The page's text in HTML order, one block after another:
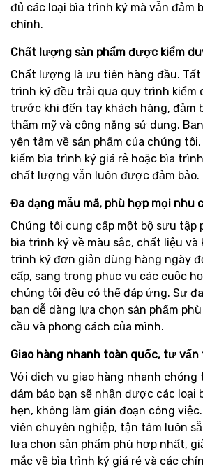
đủ các loại bìa trình ký mà vẫn đảm
chính.
Chất lượng sản phẩm được kiểm
Chất lượng là ưu tiên hàng đầu. Tất
trình ký đều trải qua quy trình kiểm
trước khi đến tay khách hàng, đảm
thẩm mỹ và công năng sử dụng.
yên tâm về sản phẩm của chúng
kiếm bìa trình ký giá rẻ hoặc bìa
chất lượng vẫn luôn được đảm bảo.
Đa dạng mẫu mã, phù hợp mọi nhu
Chúng tôi cung cấp một bộ sưu tập
bìa trình ký về màu sắc, chất liệu
trình ký đơn giản dùng hàng ngày
cấp, sang trọng phục vụ các cuộc
chúng tôi đều có thể đáp ứng. Sự
bạn dễ dàng lựa chọn sản phẩm
cầu và phong cách của mình.
Giao hàng nhanh toàn quốc, tư vấn
Với dịch vụ giao hàng nhanh chóng
đảm bảo bạn sẽ nhận được các loại
hẹn, không làm gián đoạn công
viên chuyên nghiệp, tận tâm luôn
lựa chọn sản phẩm phù hợp nhất,
mắc về bìa trình ký giá rẻ và các